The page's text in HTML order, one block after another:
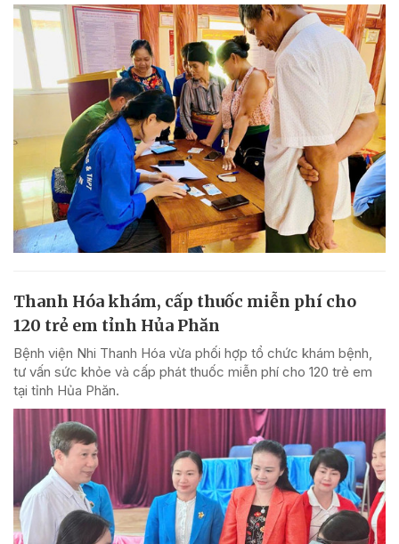
Thanh Hóa khám, cấp thuốc miễn phí cho
120 trẻ em tỉnh Hủa Phăn
Bệnh viện Nhi Thanh Hóa vừa phối hợp tổ chức khám bệnh,
tư vấn sức khỏe và cấp phát thuốc miễn phí cho 120 trẻ em
tại tỉnh Hủa Phăn.